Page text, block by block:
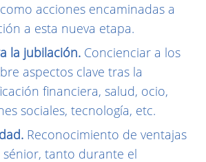
acciones en­caminadas a
a esta nueva etapa.
la jubilación. Concienciar a los
aspectos clave tras la
financiera, salud, ocio,
sociales, tecnología, etc.
Reconocimiento de ventajas
tanto durante el